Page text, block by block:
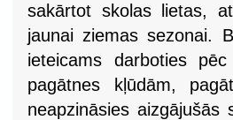
sakārtot skolas lietas,
jaunai ziemas sezonai.
ieteicams darboties
pagātnes kļūdām,
neapzināsies